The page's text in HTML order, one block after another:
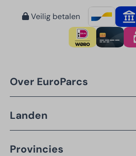
Veilig betalen
Over EuroParcs
Landen
Provincies